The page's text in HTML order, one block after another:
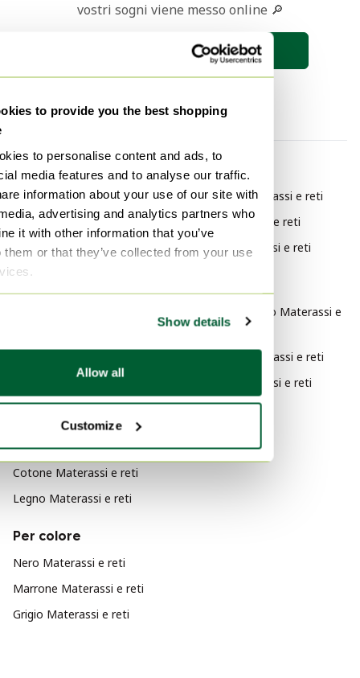
to provide you the best shopping
to personalise content and ads, to
media features and to analyse our traffic.
information about your use of our site with
advertising and analytics partners who
it with other information that you’ve
them or that they’ve collected from your use
Show details
Allow all
Customize
vostri sogni viene messo online 🔎
Salva la ricerca
Per categoria
Scandinavo Letti
Scandinavo Mobili
Scandinavo Letti matrimoniali
Per marchio
Swissflex Materassi e reti
Avek Materassi e reti
Auping Materassi e reti
Contemporaneo Materassi e
reti
Moderno Materassi e reti
Design Materassi e reti
Per materiale
Skai Materassi e reti
Cotone Materassi e reti
Legno Materassi e reti
Per colore
Nero Materassi e reti
Marrone Materassi e reti
Grigio Materassi e reti